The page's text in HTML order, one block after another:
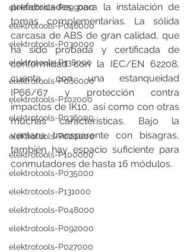
elektrotools-P099000
elektrotools-P046000
elektrotools-P030000
elektrotools-P138000
elektrotools-P066000
elektrotools-P102000
elektrotools-P036000
elektrotools-P020000
elektrotools-P100000
elektrotools-P035000
elektrotools-P131000
elektrotools-P048000
elektrotools-P092000
elektrotools-P027000
prefabricades para la instalación de
tomas complementarias. La sólida
carcasa de ABS de gran calidad, que
ha sido probada y certificada de
conformidad con la IEC/EN 62208,
cuenta con una estanqueidad
IP66/67 y protección contra
impactos de IK10, así como con otras
muchas características. Bajo la
ventana transparente con bisagras,
también hay espacio suficiente para
conmutadores de hasta 16 módulos.